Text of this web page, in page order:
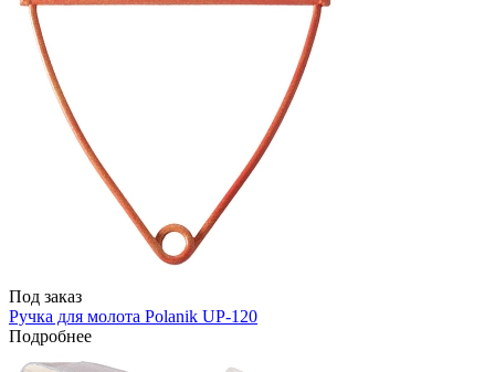
Под заказ
Ручка для молота Polanik UP-120
Подробнее